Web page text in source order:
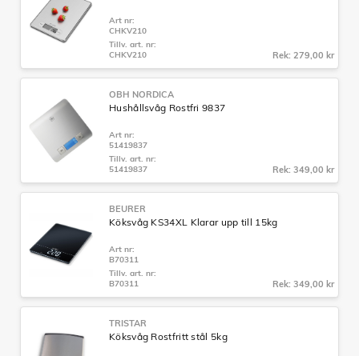
Art nr:
CHKV210
Tillv. art. nr:
CHKV210
Rek: 279,00 kr
OBH NORDICA
Hushållsvåg Rostfri 9837
Art nr:
51419837
Tillv. art. nr:
51419837
Rek: 349,00 kr
BEURER
Köksvåg KS34XL Klarar upp till 15kg
Art nr:
B70311
Tillv. art. nr:
B70311
Rek: 349,00 kr
TRISTAR
Köksvåg Rostfritt stål 5kg